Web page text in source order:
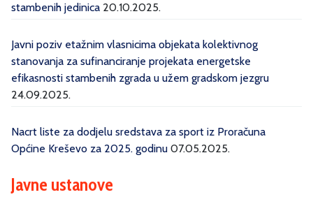
stambenih jedinica 20.10.2025.
Javni poziv etažnim vlasnicima objekata kolektivnog
stanovanja za sufinanciranje projekata energetske
efikasnosti stambenih zgrada u užem gradskom jezgru
24.09.2025.
Nacrt liste za dodjelu sredstava za sport iz Proračuna
Općine Kreševo za 2025. godinu 07.05.2025.
Javne ustanove